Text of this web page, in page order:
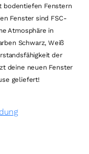
bodentiefen Fenstern
Fenster sind FSC-
Atmosphäre in
Schwarz, Weiß
der
deine neuen Fenster
geliefert!